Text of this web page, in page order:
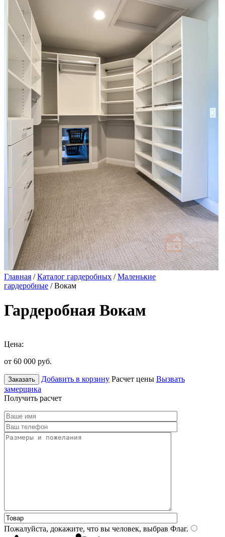
Главная /Каталог гардеробных /Маленькие
гардеробные / Вокам
Гардеробная Вокам
Цена:
от 60 000 руб.
Заказать Добавить в корзину Расчет цены Вызвать
замерщика
Получить расчет
Пожалуйста, докажите, что вы человек, выбрав Флаг.